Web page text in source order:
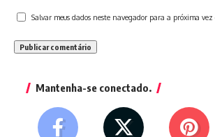
Salvar meus dados neste navegador para a próxima vez
Mantenha-se conectado.